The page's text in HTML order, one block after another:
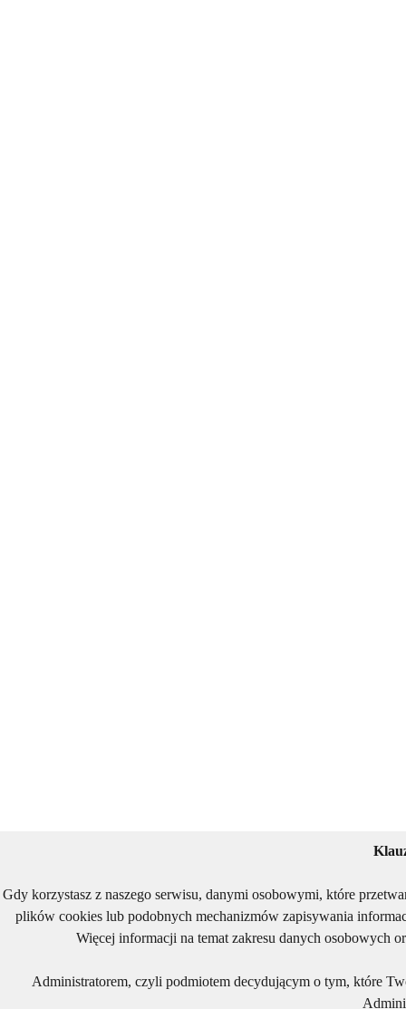
Gdy korzystasz z naszego serwisu, danymi osobowymi, które
plików cookies lub podobnych mechanizmów zapisywania
Więcej informacji na temat zakresu danych osobowych
Administratorem, czyli podmiotem decydującym o tym, które